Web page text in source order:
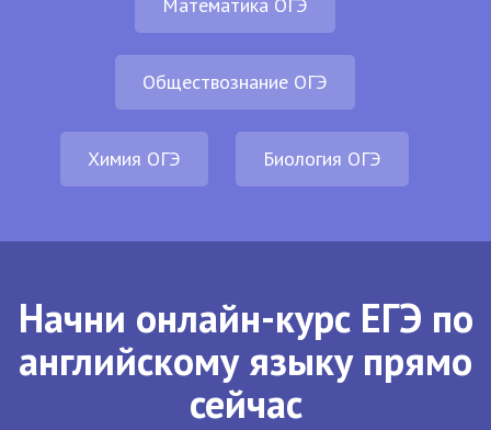
Обществознание ОГЭ
Химия ОГЭ Биология ОГЭ
Начни онлайн-курс ЕГЭ по
английскому языку прямо
сейчас